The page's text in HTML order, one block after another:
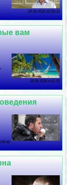
29 06 2026 22:50:32
вам
28 06 2026 6:51:55